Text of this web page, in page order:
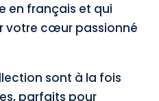
en français et qui
votre cœur passionné
sont à la fois
parfaits pour